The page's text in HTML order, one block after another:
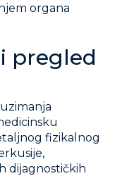
organa
pregled
fizikalnog
dijagnostičkih